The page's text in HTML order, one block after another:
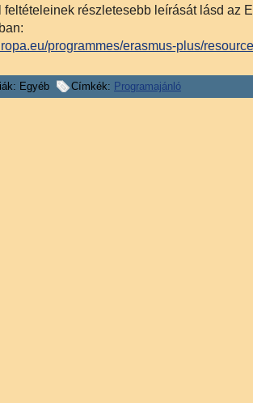
feltételeinek részletesebb leírását lásd az
programmes/erasmus-plus/
Egyéb Címkék: Programajánló